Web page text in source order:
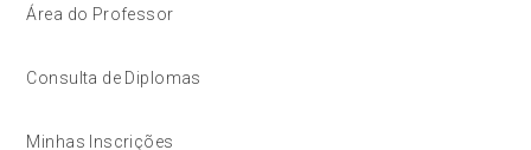
Área do Professor
Consulta de Diplomas
Minhas Inscrições